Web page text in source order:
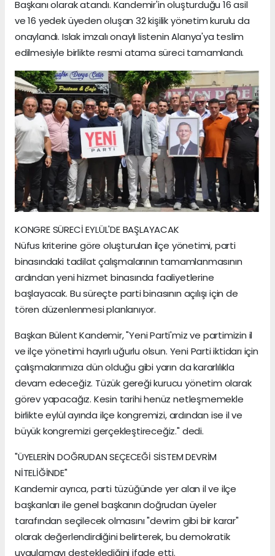
Başkanı olarak atandı. Kandemir'in oluşturduğu 16 asil
ve 16 yedek üyeden oluşan 32 kişilik yönetim kurulu da
onaylandı. Islak imzalı onaylı listenin Alanya'ya teslim
edilmesiyle birlikte resmi atama süreci tamamlandı.
KONGRE SÜRECİ EYLÜL'DE BAŞLAYACAK
Nüfus kriterine göre oluşturulan ilçe yönetimi, parti
binasındaki tadilat çalışmalarının tamamlanmasının
ardından yeni hizmet binasında faaliyetlerine
başlayacak. Bu süreçte parti binasının açılışı için de
tören düzenlenmesi planlanıyor.
Başkan Bülent Kandemir, "Yeni Parti'miz ve partimizin il
ve ilçe yönetimi hayırlı uğurlu olsun. Yeni Parti iktidarı için
çalışmalarımıza dün olduğu gibi yarın da kararlılıkla
devam edeceğiz. Tüzük gereği kurucu yönetim olarak
görev yapacağız. Kesin tarihi henüz netleşmemekle
birlikte eylül ayında ilçe kongremizi, ardından ise il ve
büyük kongremizi gerçekleştireceğiz." dedi.
"ÜYELERİN DOĞRUDAN SEÇECEĞİ SİSTEM DEVRİM
NİTELİĞİNDE"
Kandemir ayrıca, parti tüzüğünde yer alan il ve ilçe
başkanları ile genel başkanın doğrudan üyeler
tarafından seçilecek olmasını "devrim gibi bir karar"
olarak değerlendirdiğini belirterek, bu demokratik
uygulamayı desteklediğini ifade etti.